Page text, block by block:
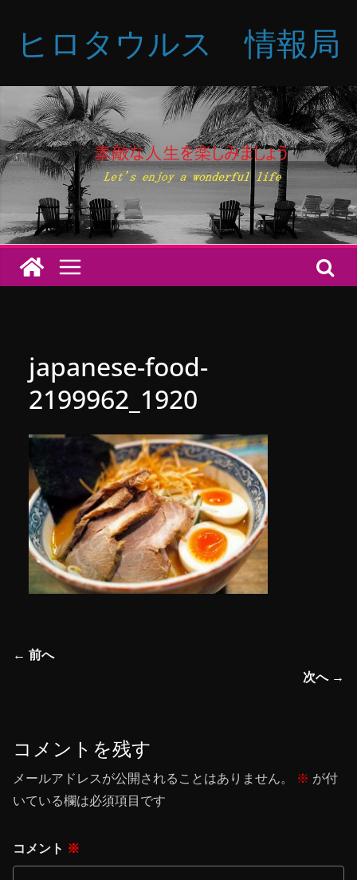
へ
ス
キ
プ
ヒロタウルス 情報局
japanese-food-
2199962_1920
← 前へ
次へ →
コメントを残す
メールアドレスが公開されることはありません。 ※ が付
いている欄は必須項目です
コメント ※